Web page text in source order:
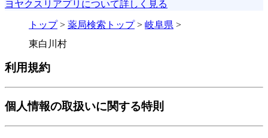
ヨヤクスリアプリについて詳しく見る
トップ> 薬局検索トップ> 岐阜県 >
東白川村
利用規約
個人情報の取扱いに関する特則